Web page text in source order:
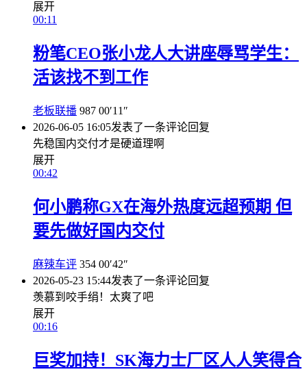
展开
00:11
粉笔CEO张小龙人大讲座辱骂学生：
活该找不到工作
老板联播 987 00′11″
2026-06-05 16:05发表了一条评论回复
先稳国内交付才是硬道理啊
展开
00:42
何小鹏称GX在海外热度远超预期 但
要先做好国内交付
麻辣车评 354 00′42″
2026-05-23 15:44发表了一条评论回复
羡慕到咬手绢！太爽了吧
展开
00:16
巨奖加持！SK海力士厂区人人笑得合